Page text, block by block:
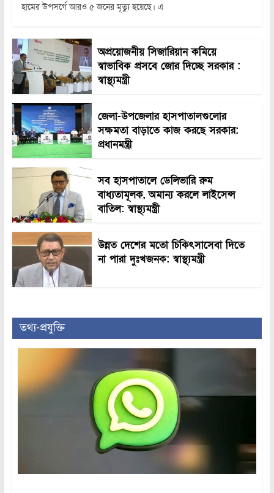
হামের উপসর্গে আরও ৫ জনের মৃত্যু হয়েছে। এ
অপ্রয়োজনীয় সিজারিয়ান কমিয়ে
স্বাভাবিক প্রসবে জোর দিচ্ছে সরকার :
স্বাস্থ্যমন্ত্রী
জেলা-উপজেলার হাসপাতালগুলোর
সক্ষমতা বাড়াতে কাজ করছে সরকার:
প্রধানমন্ত্রী
সব হাসপাতালে ডেলিভারি রুম
বাধ্যতামূলক, অমান্য করলে লাইসেন্স
বাতিল: স্বাস্থ্যমন্ত্রী
উন্নত দেশের মতো চিকিৎসাসেবা দিতে
না পারা দুঃখজনক: স্বাস্থ্যমন্ত্রী
তথ্য-প্রযুক্তি